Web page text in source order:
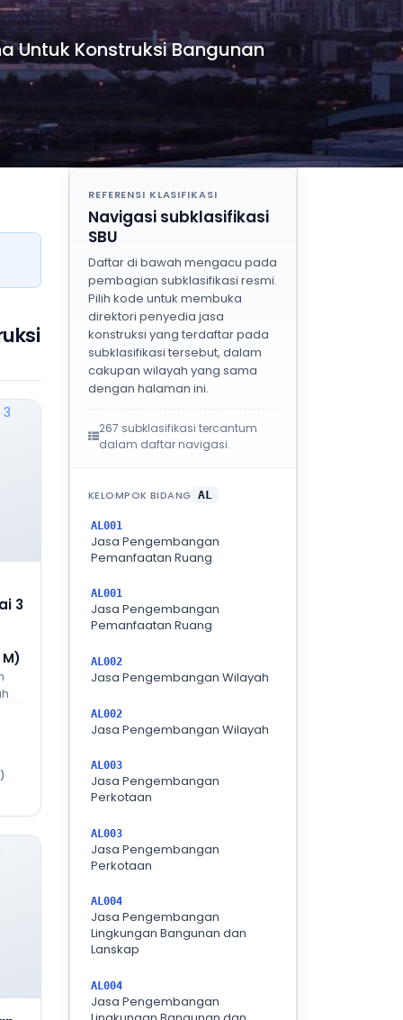
Untuk Konstruksi Bangunan
3
REFERENSI KLASIFIKASI
Navigasi subklasifikasi
SBU
Daftar di bawah mengacu pada
pembagian subklasifikasi resmi.
Pilih kode untuk membuka
direktori penyedia jasa
konstruksi yang terdaftar pada
subklasifikasi tersebut, dalam
cakupan wilayah yang sama
dengan halaman ini.
267 subklasifikasi tercantum
dalam daftar navigasi.
KELOMPOK BIDANG AL
AL001
Jasa Pengembangan
Pemanfaatan Ruang
AL001
Jasa Pengembangan
Pemanfaatan Ruang
AL002
Jasa Pengembangan Wilayah
AL002
Jasa Pengembangan Wilayah
AL003
Jasa Pengembangan
Perkotaan
AL003
Jasa Pengembangan
Perkotaan
AL004
Jasa Pengembangan
Lingkungan Bangunan dan
Lanskap
AL004
Jasa Pengembangan